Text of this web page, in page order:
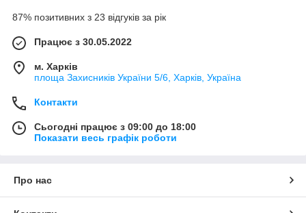
87% позитивних з 23 відгуків за рік
Працює з 30.05.2022
м. Харків
площа Захисників України 5/6, Харків, Україна
Контакти
Сьогодні працює з 09:00 до 18:00
Показати весь графік роботи
Про нас